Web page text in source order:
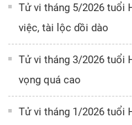
Tử vi tháng 5/2026 tuổi
việc, tài lộc dồi dào
Tử vi tháng 3/2026 tuổi
vọng quá cao
Tử vi tháng 1/2026 tuổi